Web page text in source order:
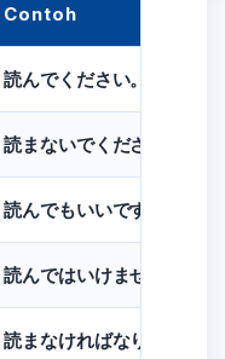
Contoh
読んでください。
読まないでください。
読んでもいいです。
読んではいけません。
読まなければなりません。